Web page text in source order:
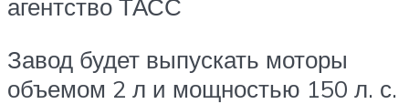
агентство ТАСС
Завод будет выпускать моторы
объемом 2 л и мощностью 150 л. с.